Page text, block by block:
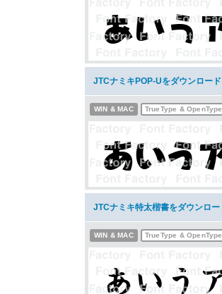
JTCナミキPOP-Uをダウンロード
WIN & MAC TrueType & OpenType
JTCナミキ特太楷書をダウンロー
WIN & MAC TrueType & OpenType